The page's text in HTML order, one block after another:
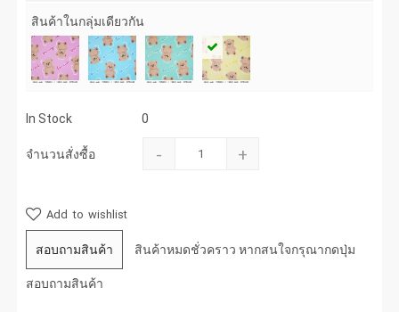
สินค้าในกลุ่มเดียวกัน
In Stock 0
จำนวนสั่งซื้อ - +
Add to wishlist
สอบถามสินค้า สินค้าหมดชั่วคราว หากสนใจกรุณากดปุ่ม
สอบถามสินค้า